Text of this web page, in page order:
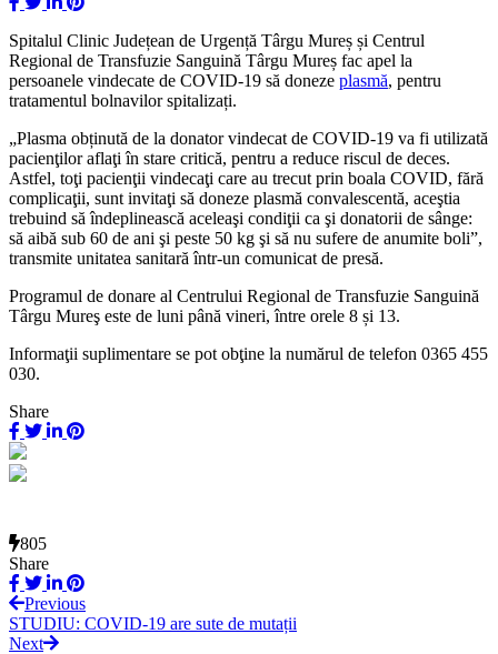
Spitalul Clinic Județean de Urgență Târgu Mureș și Centrul
Regional de Transfuzie Sanguină Târgu Mureș fac apel la
persoanele vindecate de COVID-19 să doneze plasmă, pentru
tratamentul bolnavilor spitalizați.
„Plasma obținută de la donator vindecat de COVID-19 va fi utilizată
pacienţilor aflaţi în stare critică, pentru a reduce riscul de deces.
Astfel, toţi pacienţii vindecaţi care au trecut prin boala COVID, fără
complicaţii, sunt invitaţi să doneze plasmă convalescentă, aceştia
trebuind să îndeplinească aceleaşi condiţii ca şi donatorii de sânge:
să aibă sub 60 de ani şi peste 50 kg şi să nu sufere de anumite boli”,
transmite unitatea sanitară într-un comunicat de presă.
Programul de donare al Centrului Regional de Transfuzie Sanguină
Târgu Mureş este de luni până vineri, între orele 8 și 13.
Informaţii suplimentare se pot obţine la numărul de telefon 0365 455
030.
Share
805
Share
Previous
STUDIU: COVID-19 are sute de mutații
Next